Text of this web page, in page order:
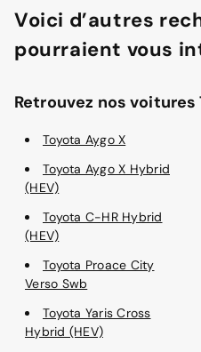
Voici d’autres
pourraient vous
Retrouvez nos
Toyota Aygo X
Toyota Aygo X Hybrid
(HEV)
Toyota C-HR Hybrid
(HEV)
Toyota Proace City
Verso Swb
Toyota Yaris Cross
Hybrid (HEV)